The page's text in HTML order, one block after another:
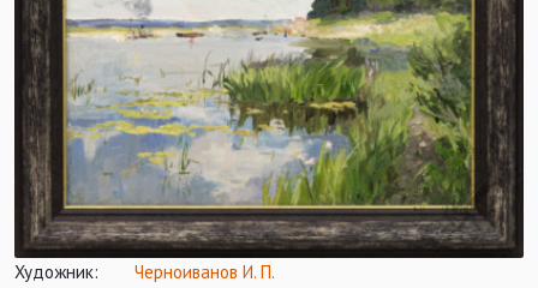
Художник:
Черноиванов И. П.